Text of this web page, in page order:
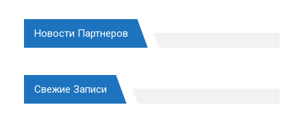
Новости Партнеров
Свежие Записи